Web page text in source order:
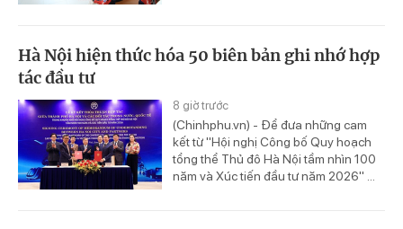
Hà Nội hiện thức hóa 50 biên bản ghi nhớ hợp
tác đầu tư
8 giờ trước
(Chinhphu.vn) - Để đưa những cam
kết từ "Hội nghị Công bố Quy hoạch
tổng thể Thủ đô Hà Nội tầm nhìn 100
năm và Xúc tiến đầu tư năm 2026" ...